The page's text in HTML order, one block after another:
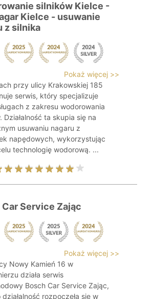
silników Kielce -
Kielce - usuwanie
z silnika
Pokaż więcej >>
przy ulicy Krakowskiej 185
serwis, który specjalizuje
z zakresu wodorowania
Działalność ta skupia się na
usuwaniu nagaru z
napędowych, wykorzystując
technologię wodorową. ...
Car Service Zając
Pokaż więcej >>
Nowy Kamień 16 w
działa serwis
Bosch Car Service Zając,
rozpoczęła się w